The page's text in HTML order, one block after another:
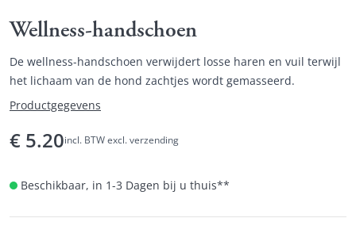
Wellness-handschoen
De wellness-handschoen verwijdert losse haren en vuil terwijl
het lichaam van de hond zachtjes wordt gemasseerd.
Productgegevens
€ 5.20incl. BTW excl. verzending
Beschikbaar, in 1-3 Dagen bij u thuis**